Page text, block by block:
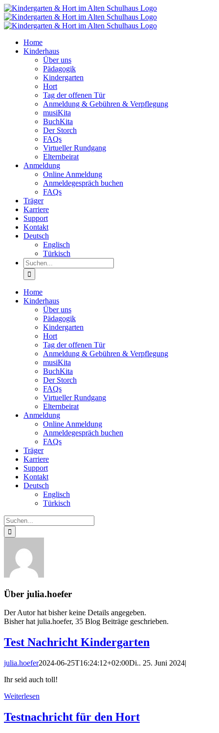
Zum
Inhalt
springen
Home
Kinderhaus
Über uns
Pädagogik
Kindergarten
Hort
Tag der offenen Tür
Anmeldung & Gebühren & Verpflegung
musiKita
BuchKita
Der Storch
FAQs
Virtueller Rundgang
Elternbeirat
Anmeldung
Online Anmeldung
Anmeldegespräch buchen
FAQs
Träger
Karriere
Support
Kontakt
Deutsch
Englisch
Türkisch
Suche
nach:
Home
Kinderhaus
Über uns
Pädagogik
Kindergarten
Hort
Tag der offenen Tür
Anmeldung & Gebühren & Verpflegung
musiKita
BuchKita
Der Storch
FAQs
Virtueller Rundgang
Elternbeirat
Anmeldung
Online Anmeldung
Anmeldegespräch buchen
FAQs
Träger
Karriere
Support
Kontakt
Deutsch
Englisch
Türkisch
Suche
nach:
Über julia.hoefer
Der Autor hat bisher keine Details angegeben.
Bisher hat julia.hoefer, 35 Blog Beiträge geschrieben.
Test Nachricht Kindergarten
julia.hoefer2024-06-25T16:24:12+02:00Di.. 25. Juni 2024|
Ihr seid auch toll!
Weiterlesen
Testnachricht für den Hort